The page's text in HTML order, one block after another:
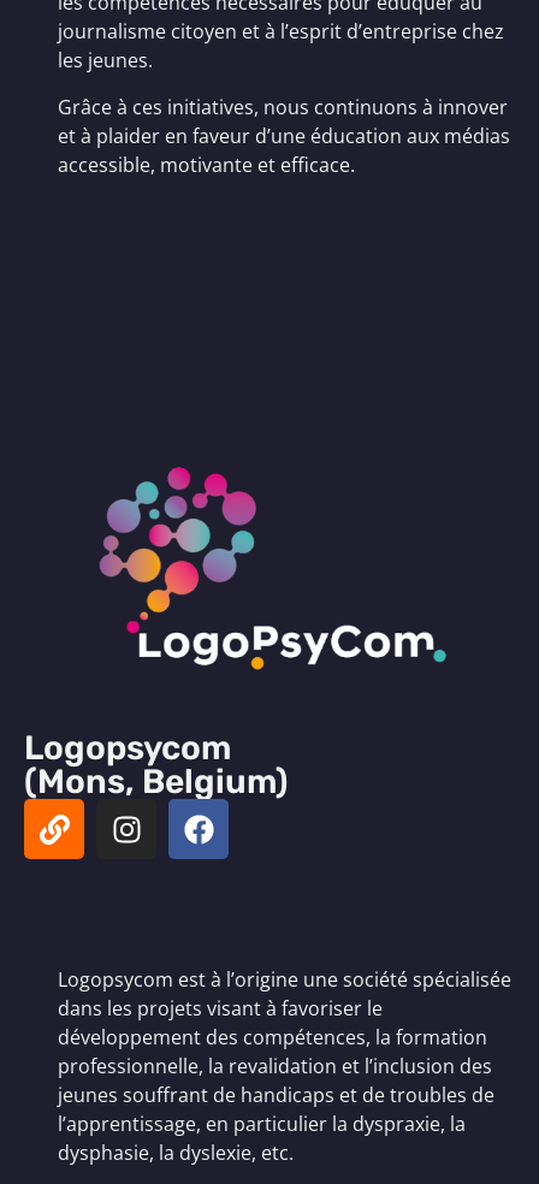
journalisme citoyen et à l’esprit d’entreprise chez
les jeunes.
Grâce à ces initiatives, nous continuons à innover
et à plaider en faveur d’une éducation aux médias
accessible, motivante et efficace.
Logopsycom
(Mons, Belgium)
Logopsycom est à l’origine une société spécialisée
dans les projets visant à favoriser le
développement des compétences, la formation
professionnelle, la revalidation et l’inclusion des
jeunes souffrant de handicaps et de troubles de
l’apprentissage, en particulier la dyspraxie, la
dysphasie, la dyslexie, etc.